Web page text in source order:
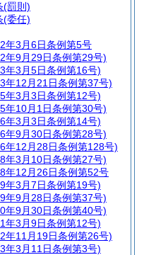
(罰則)
(委任)
年3月6日条例第5号
年9月29日条例第29号)
年3月5日条例第16号)
年12月21日条例第37号)
年3月3日条例第12号)
年10月1日条例第30号)
年3月3日条例第14号)
年9月30日条例第28号)
年12月28日条例第128号)
年3月10日条例第27号)
年12月26日条例第52号
年3月7日条例第19号)
年9月28日条例第37号)
年9月30日条例第40号)
年3月9日条例第12号)
年11月19日条例第26号)
年3月11日条例第3号)